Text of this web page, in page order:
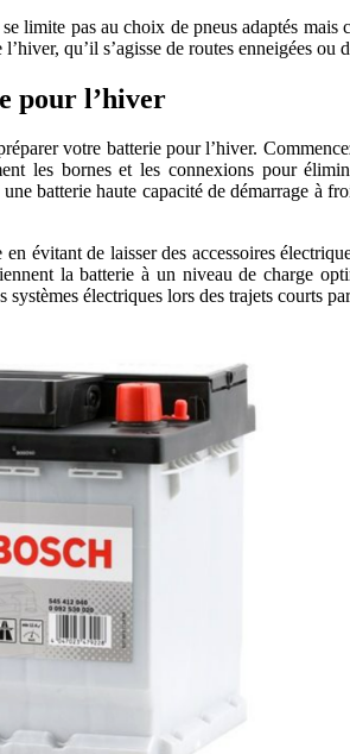
limite pas au choix de pneus adaptés
qu’il s’agisse de routes enneigées ou
pour l’hiver
votre batterie pour l’hiver.
les bornes et les connexions pour
batterie haute capacité de démarrage à
évitant de laisser des accessoires
la batterie à un niveau de charge
électriques lors des trajets courts